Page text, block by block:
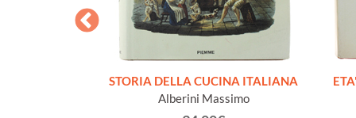
STORIA DELLA CUCINA ITALIANA
Alberini Massimo